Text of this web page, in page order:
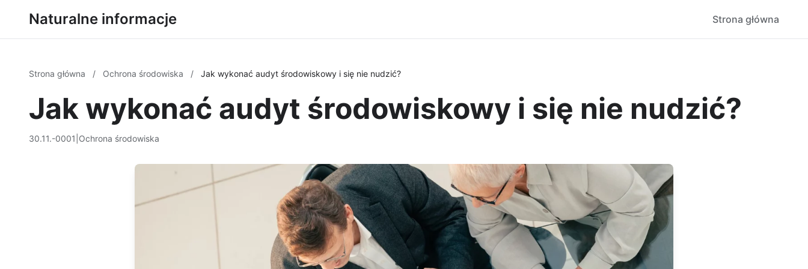
Naturalne informacje Strona główna
Strona główna / Ochrona środowiska / Jak wykonać audyt środowiskowy i się nie nudzić?
Jak wykonać audyt środowiskowy i się nie nudzić?
30.11.-0001 Ochrona środowiska